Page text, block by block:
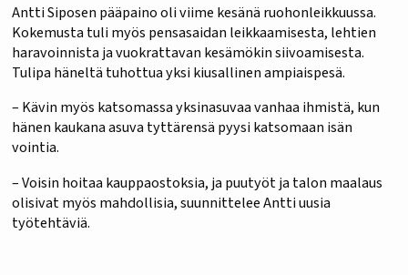
Antti Siposen pääpaino oli viime kesänä ruohonleikkuussa.
Kokemusta tuli myös pensasaidan leikkaamisesta, lehtien
haravoinnista ja vuokrattavan kesämökin siivoamisesta.
Tulipa häneltä tuhottua yksi kiusallinen ampiaispesä.
– Kävin myös katsomassa yksinasuvaa vanhaa ihmistä, kun
hänen kaukana asuva tyttärensä pyysi katsomaan isän
vointia.
– Voisin hoitaa kauppaostoksia, ja puutyöt ja talon maalaus
olisivat myös mahdollisia, suunnittelee Antti uusia
työtehtäviä.